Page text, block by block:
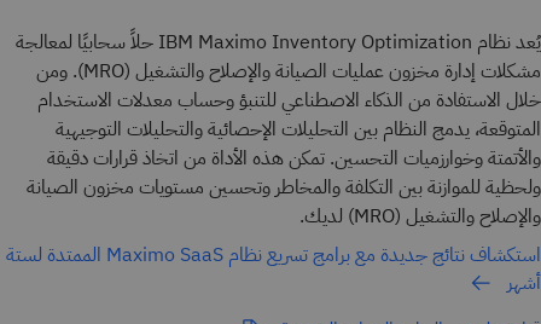
يُعد نظام IBM Maximo Inventory Optimization حلاً سحابيًا لمعالجة
مشكلات إدارة مخزون عمليات الصيانة والإصلاح والتشغيل (MRO). ومن
خلال الاستفادة من الذكاء الاصطناعي للتنبؤ وحساب معدلات الاستخدام
المتوقعة، يدمج النظام بين التحليلات الإحصائية والتحليلات التوجيهية
والأتمتة وخوارزميات التحسين. تمكن هذه الأداة من اتخاذ قرارات دقيقة
ولحظية للموازنة بين التكلفة والمخاطر وتحسين مستويات مخزون الصيانة
والإصلاح والتشغيل (MRO) لديك.
استكشاف نتائج جديدة مع برامج تسريع نظام Maximo SaaS الممتدة لستة
أشهر